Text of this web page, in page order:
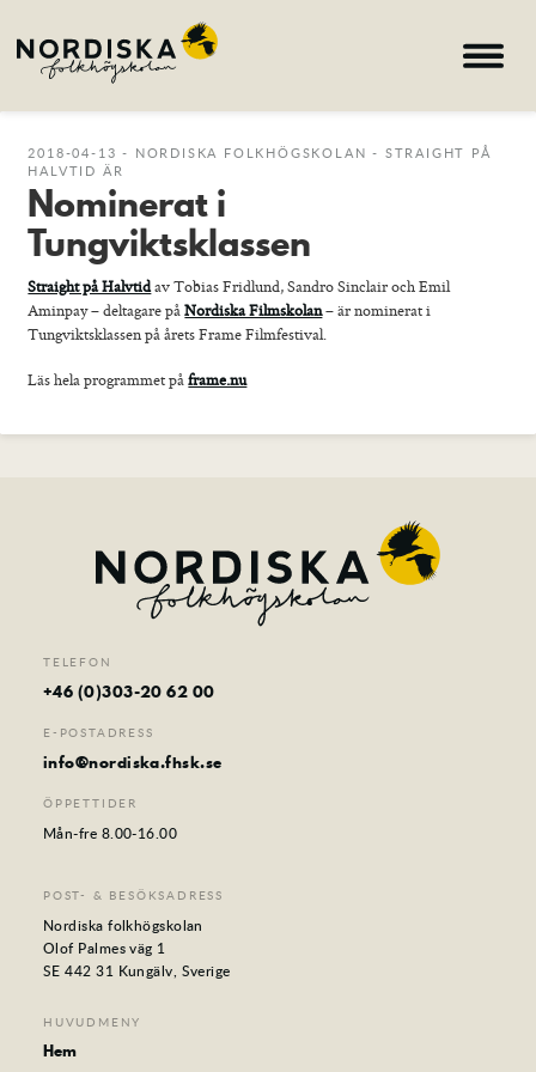
Hem
Kurser
Om skolan
Nyheter
Konferens & B&B
Nordiska deltagare
search
Teater
Distans
2018-04-13 - NORDISKA FOLKHÖGSKOLAN - STRAIGHT PÅ
HALVTID ÄR
Nominerat i
Tungviktsklassen
Straight på Halvtidav Tobias Fridlund, Sandro Sinclair och Emil
Aminpay – deltagare påNordiska Filmskolan– är nominerat i
Tungviktsklassen på årets Frame Filmfestival.
Läs hela programmet påframe.nu
TELEFON
+46 (0)303-20 62 00
E-POSTADRESS
info@nordiska.fhsk.se
ÖPPETTIDER
Mån-fre 8.00-16.00
POST- & BESÖKSADRESS
Nordiska folkhögskolan
Olof Palmes väg 1
SE 442 31 Kungälv, Sverige
HUVUDMENY
Hem